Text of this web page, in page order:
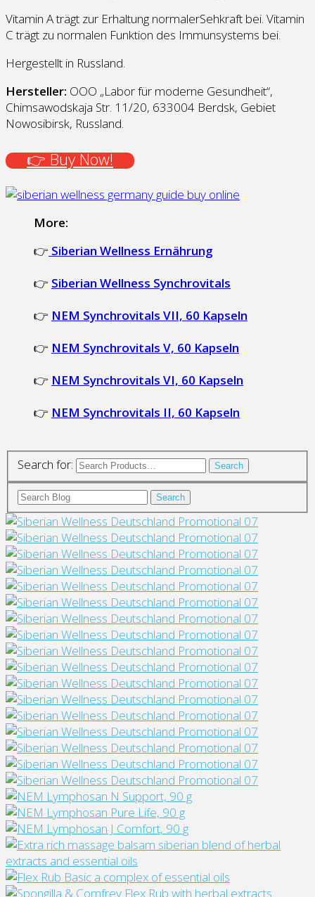
Vitamin A trägt zur Erhaltung normalerSehkraft bei. Vitamin
C trägt zu normalen Funktion des Immunsystems bei.
Hergestellt in Russland.
Hersteller: OOO „Labor für moderne Gesundheit“,
Chimsawodskaja Str. 11/20, 633004 Berdsk, Gebiet
Nowosibirsk, Russland.
👉 Buy Now!
More:
👉 Siberian Wellness Ernährung
👉 Siberian Wellness Synchrovitals
👉 NEM Synchrovitals VII, 60 Kapseln
👉 NEM Synchrovitals V, 60 Kapseln
👉 NEM Synchrovitals VI, 60 Kapseln
👉 NEM Synchrovitals II, 60 Kapseln
Search for: Search